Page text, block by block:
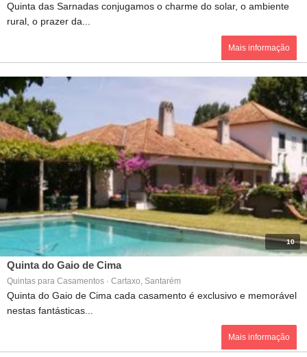
Quinta das Sarnadas conjugamos o charme do solar, o ambiente
rural, o prazer da...
Mais informação
10
Quinta do Gaio de Cima
Quintas para Casamentos · Cartaxo, Santarém
Quinta do Gaio de Cima cada casamento é exclusivo e memorável
nestas fantásticas...
Mais informação